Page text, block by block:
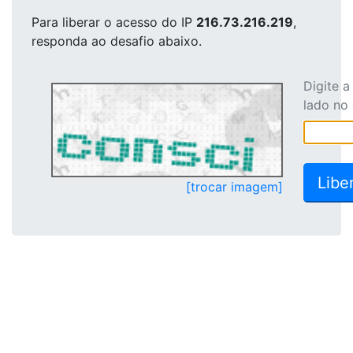
Para liberar o acesso do IP 216.73.216.219,
responda ao desafio abaixo.
[trocar imagem]
Digite
lado no